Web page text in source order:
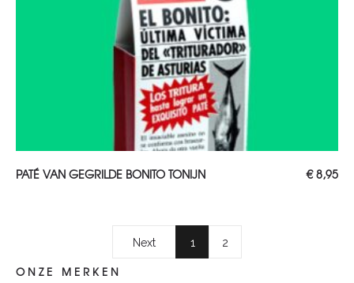
TOEVOEGEN AAN WINKELWAGEN
PATÉ VAN GEGRILDE BONITO TONIJN €8,95
Next 1 2
ONZE MERKEN